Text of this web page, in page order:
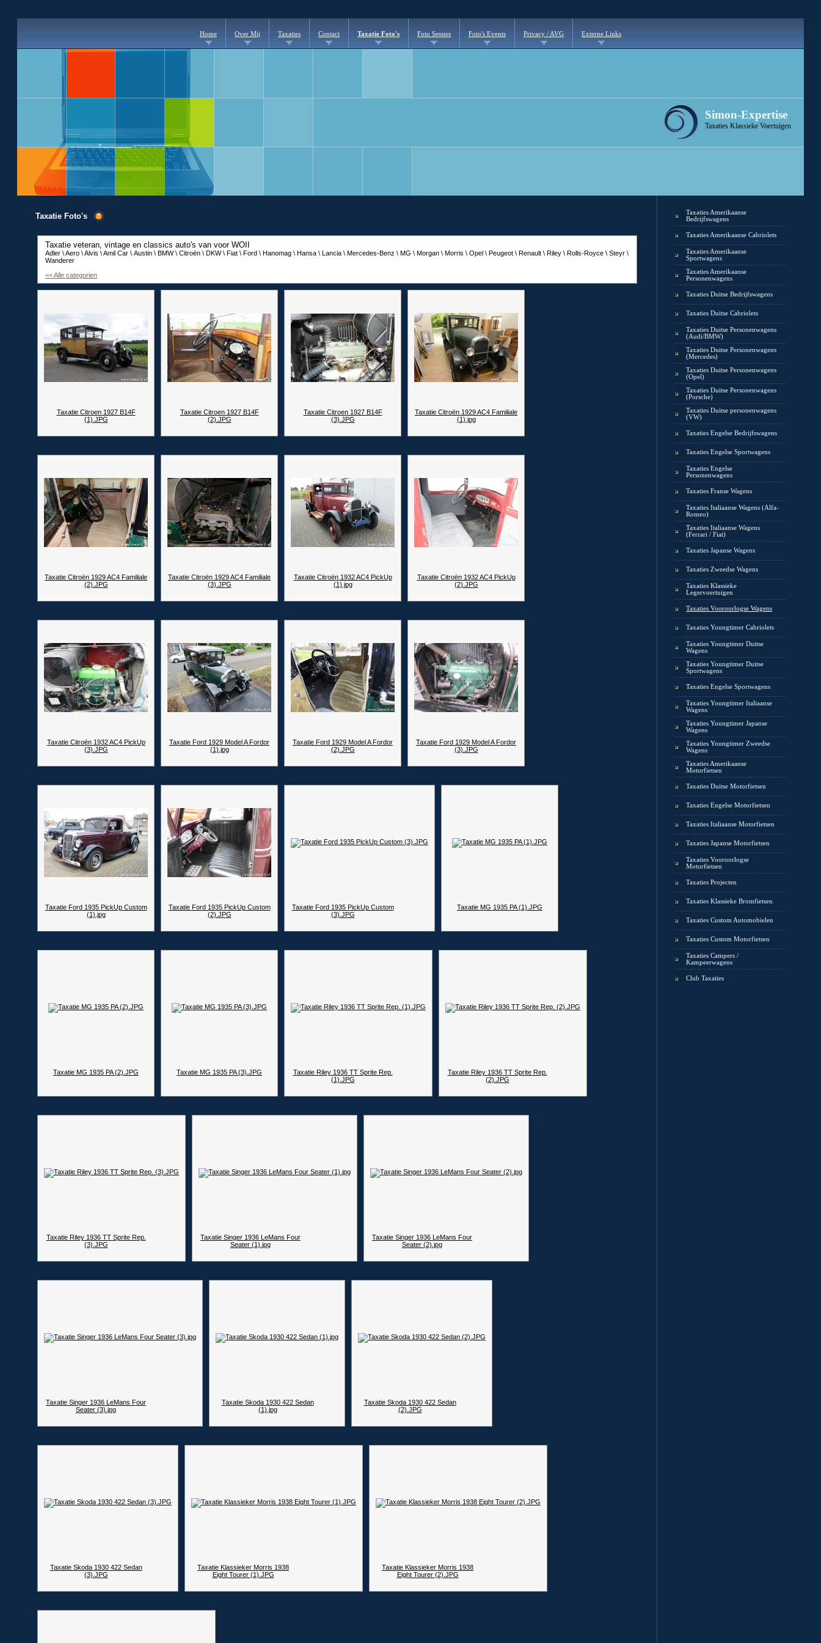
Home Over Mij Taxaties Contact Taxatie Foto's Foto Sessies Foto's Events Privacy / AVG Externe Links
Simon-Expertise
Taxaties Klassieke Voertuigen
Taxatie Foto's
Taxatie veteran, vintage en classics auto's van voor WOII
Adler \ Aero \ Alvis \ Amil Car \ Austin \ BMW \ Citroën \ DKW \ Fiat \ Ford \ Hanomag \ Hansa \ Lancia \ Mercedes-Benz \ MG \ Morgan \ Morris \ Opel \ Peugeot \ Renault \ Riley \ Rolls-Royce \ Steyr \
Wanderer
<< Alle categorien
Taxatie Citroen 1927 B14F
(1).JPG
Taxatie Citroen 1927 B14F
(2).JPG
Taxatie Citroen 1927 B14F
(3).JPG
Taxatie Citroën 1929 AC4 Familiale
(1).jpg
Taxatie Citroën 1929 AC4 Familiale
(2).JPG
Taxatie Citroën 1929 AC4 Familiale
(3).JPG
Taxatie Citroën 1932 AC4 PickUp
(1).jpg
Taxatie Citroën 1932 AC4 PickUp
(2).JPG
Taxatie Citroën 1932 AC4 PickUp
(3).JPG
Taxatie Ford 1929 Model A Fordor
(1).jpg
Taxatie Ford 1929 Model A Fordor
(2).JPG
Taxatie Ford 1929 Model A Fordor
(3).JPG
Taxatie Ford 1935 PickUp Custom
(1).jpg
Taxatie Ford 1935 PickUp Custom
(2).JPG
Taxatie Ford 1935 PickUp Custom
(3).JPG
Taxatie MG 1935 PA (1).JPG
Taxatie MG 1935 PA (2).JPG Taxatie MG 1935 PA (3).JPG
Taxatie Riley 1936 TT Sprite Rep.
(1).JPG
Taxatie Riley 1936 TT Sprite Rep.
(2).JPG
Taxatie Riley 1936 TT Sprite Rep.
(3).JPG
Taxatie Singer 1936 LeMans Four
Seater (1).jpg
Taxatie Singer 1936 LeMans Four
Seater (2).jpg
Taxatie Singer 1936 LeMans Four
Seater (3).jpg
Taxatie Skoda 1930 422 Sedan
(1).jpg
Taxatie Skoda 1930 422 Sedan
(2).JPG
Taxatie Skoda 1930 422 Sedan
(3).JPG
Taxatie Klassieker Morris 1938
Eight Tourer (1).JPG
Taxatie Klassieker Morris 1938
Eight Tourer (2).JPG
Taxaties Amerikaanse
Bedrijfswagens
Taxaties Amerikaanse Cabriolets
Taxaties Amerikaanse
Sportwagens
Taxaties Amerikaanse
Personenwagens
Taxaties Duitse Bedrijfswagens
Taxaties Duitse Cabriolets
Taxaties Duitse Personenwagens
(Audi/BMW)
Taxaties Duitse Personenwagens
(Mercedes)
Taxaties Duitse Personenwagens
(Opel)
Taxaties Duitse Personenwagens
(Porsche)
Taxaties Duitse personenwagens
(VW)
Taxaties Engelse Bedrijfswagens
Taxaties Engelse Sportwagens
Taxaties Engelse
Personenwagens
Taxaties Franse Wagens
Taxaties Italiaanse Wagens (Alfa-
Romeo)
Taxaties Italiaanse Wagens
(Ferrari / Fiat)
Taxaties Japanse Wagens
Taxaties Zweedse Wagens
Taxaties Klassieke
Legervoertuigen
Taxaties Vooroorlogse Wagens
Taxaties Youngtimer Cabriolets
Taxaties Youngtimer Duitse
Wagens
Taxaties Youngtimer Duitse
Sportwagens
Taxaties Engelse Sportwagens
Taxaties Youngtimer Italiaanse
Wagens
Taxaties Youngtimer Japanse
Wagens
Taxaties Youngtimer Zweedse
Wagens
Taxaties Amerikaanse
Motorfietsen
Taxaties Duitse Motorfietsen
Taxaties Engelse Motorfietsen
Taxaties Italiaanse Motorfietsen
Taxaties Japanse Motorfietsen
Taxaties Vooroorlogse
Motorfietsen
Taxaties Projecten
Taxaties Klassieke Bromfietsen
Taxaties Custom Automobielen
Taxaties Custom Motorfietsen
Taxaties Campers /
Kampeerwagens
Club Taxaties